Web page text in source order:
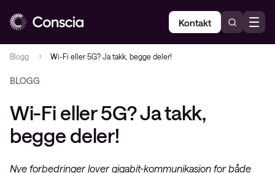
Kontakt
Blogg Wi-Fi eller 5G? Ja takk, begge deler!
BLOGG
Wi-Fi eller 5G? Ja takk,
begge deler!
Nye forbedringer lover gigabit-kommunikasjon for både